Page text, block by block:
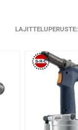
LAJITTELUPERUSTE: